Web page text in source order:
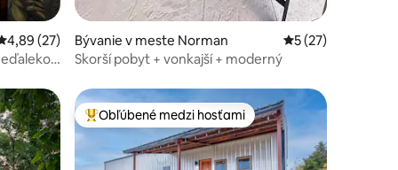
ohodnotenie 4,89 z 5, počet hodnotení: 27
4,89 (27)
Bývanie v meste Norman Priemerné
5 (27)
Skorší pobyt + vonkajší + moderný
Najobľúbenejšie medzi hosťami
Obľúbené medzi hosťami